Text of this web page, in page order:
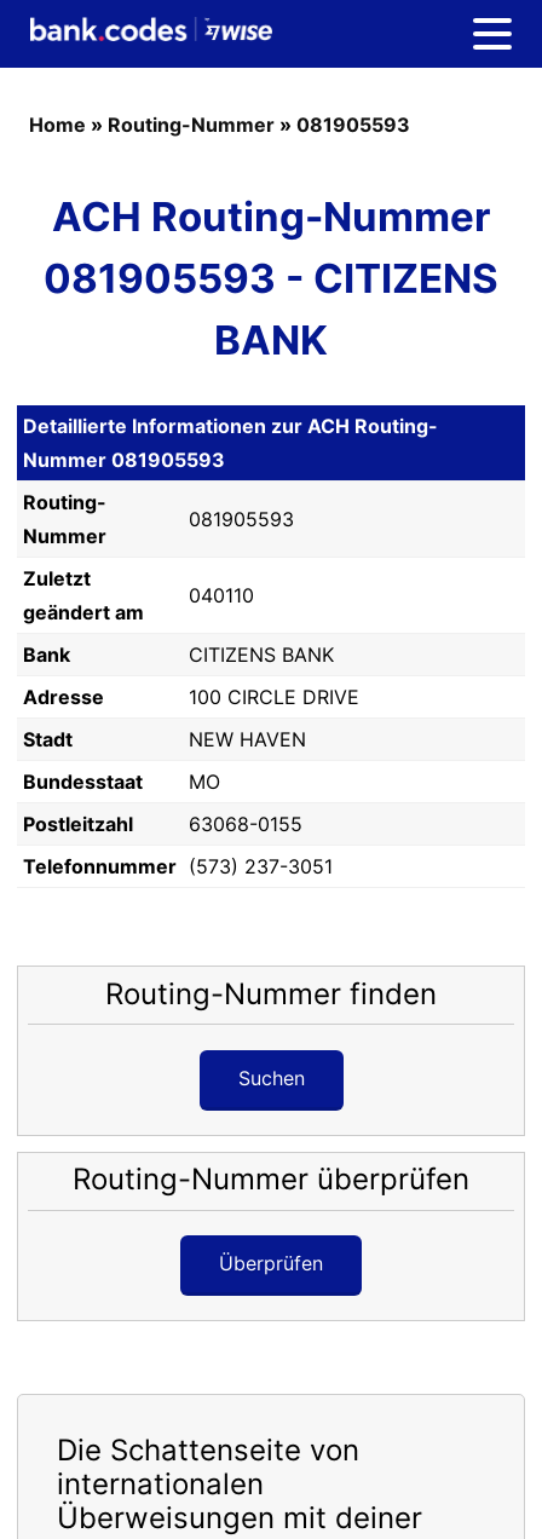
Home » Routing-Nummer » 081905593
ACH Routing-Nummer
081905593 - CITIZENS
BANK
Detaillierte Informationen zur ACH Routing-
Nummer 081905593
Routing-
Nummer
081905593
Zuletzt
geändert am
040110
Bank
CITIZENS BANK
Adresse
100 CIRCLE DRIVE
Stadt
NEW HAVEN
Bundesstaat
MO
Postleitzahl
63068-0155
Telefonnummer (573) 237-3051
Routing-Nummer finden
Suchen
Routing-Nummer überprüfen
Überprüfen
Die Schattenseite von
internationalen
Überweisungen mit deiner